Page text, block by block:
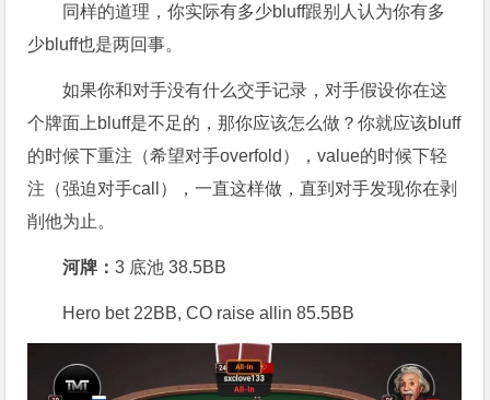
同样的道理，你实际有多少bluff跟别人认为你有多
少bluff也是两回事。
如果你和对手没有什么交手记录，对手假设你在这
个牌面上bluff是不足的，那你应该怎么做？你就应该bluff
的时候下重注（希望对手overfold），value的时候下轻
注（强迫对手call），一直这样做，直到对手发现你在剥
削他为止。
河牌：3 底池 38.5BB
Hero bet 22BB, CO raise allin 85.5BB